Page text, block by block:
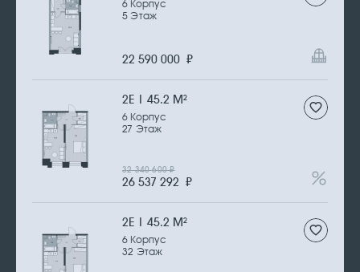
6 Корпус
5 Этаж
22 590 000 ₽
2Е | 45.2 М2
6 Корпус
27 Этаж
26 537 292 ₽
32 340 600₽
2Е | 45.2 М2
6 Корпус
32 Этаж